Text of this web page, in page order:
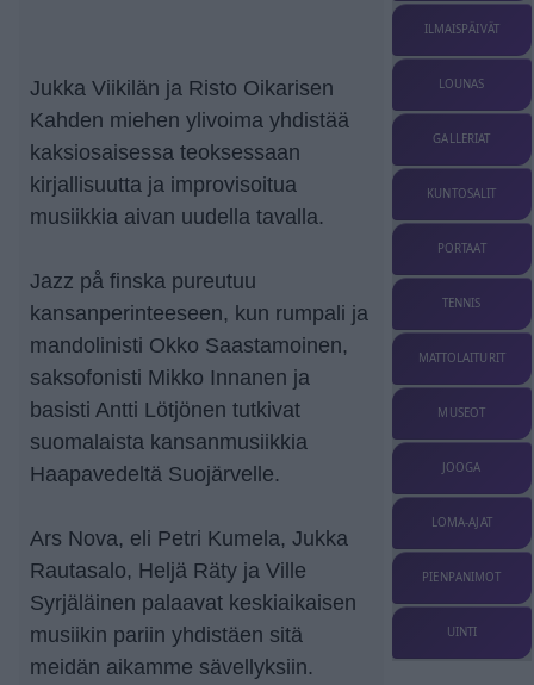
Jukka Viikilän ja Risto Oikarisen
Kahden miehen ylivoima yhdistää
kaksiosaisessa teoksessaan
kirjallisuutta ja improvisoitua
musiikkia aivan uudella tavalla.
Jazz på finska pureutuu
kansanperinteeseen, kun rumpali ja
mandolinisti Okko Saastamoinen,
saksofonisti Mikko Innanen ja
basisti Antti Lötjönen tutkivat
suomalaista kansanmusiikkia
Haapavedeltä Suojärvelle.
Ars Nova, eli Petri Kumela, Jukka
Rautasalo, Heljä Räty ja Ville
Syrjäläinen palaavat keskiaikaisen
musiikin pariin yhdistäen sitä
meidän aikamme sävellyksiin.
ILMAISPÄIVÄT
LOUNAS
GALLERIAT
KUNTOSALIT
PORTAAT
TENNIS
MATTOLAITURIT
MUSEOT
JOOGA
LOMA-AJAT
PIENPANIMOT
UINTI